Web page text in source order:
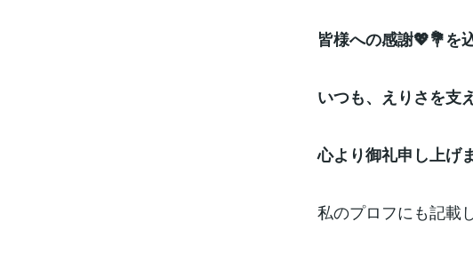
皆様への感謝💖💐を
いつも、えりさを支
心より御礼申し上げ
私のプロフにも記載